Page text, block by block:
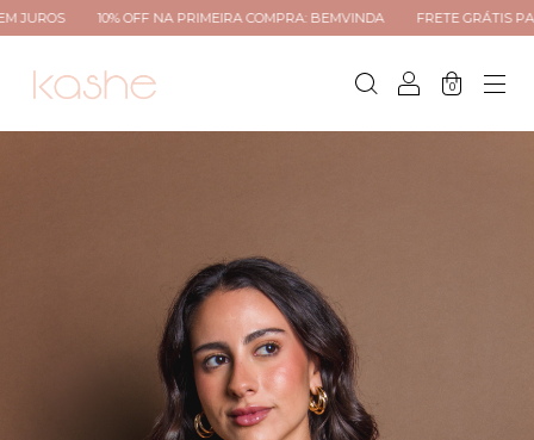
10% OFF NA PRIMEIRA COMPRA: BEMVINDA FRETE GRÁTIS PARA TODO
0